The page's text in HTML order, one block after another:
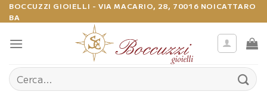
Salta
ai
contenuti
BOCCUZZI GIOIELLI - VIA MACARIO, 28, 70016 NOICATTARO
BA
Cerca: